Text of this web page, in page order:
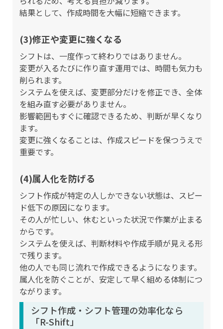
結果として、作成時間を大幅に短縮できます。
(3)修正や変更に強くなる
シフトは、一度作って終わりではありません。
変更が入るたびに作り直す運用では、時間も気力も
削られます。
システムを使えば、変更部分だけを修正でき、全体
を組み直す必要がありません。
影響範囲もすぐに確認できるため、判断が早くなり
ます。
変更に強くなることは、作成スピードを保つうえで
重要です。
(4)属人化を防げる
シフト作成が特定の人しかできない状態は、スピー
ド低下の原因になります。
その人が忙しい、休むといった状況で作業が止まる
からです。
システムを使えば、判断材料や作成手順が見える形
で残ります。
他の人でも同じ流れで作成できるようになります。
属人化を防ぐことが、安定して早く組める体制につ
ながります。
シフト作成・シフト管理の効率化なら
「R-Shift」